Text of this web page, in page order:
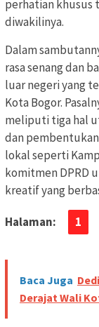
perhatian khusus
diwakilinya.
Dalam
rasa senang dan
luar negeri yang
Kota Bogor.
meliputi tiga hal
dan
lokal seperti
komitmen DPRD
kreatif yang
Halaman: 1
Baca Juga
Derajat Wali